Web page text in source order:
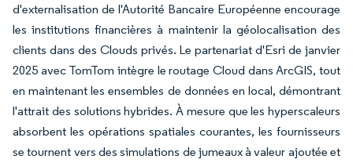
d'externalisation de l'Autorité Bancaire Européenne encourage
les institutions financières à maintenir la géolocalisation des
clients dans des Clouds privés. Le partenariat d'Esri de janvier
2025 avec TomTom intègre le routage Cloud dans ArcGIS, tout
en maintenant les ensembles de données en local, démontrant
l'attrait des solutions hybrides. À mesure que les hyperscaleurs
absorbent les opérations spatiales courantes, les fournisseurs
se tournent vers des simulations de jumeaux à valeur ajoutée et